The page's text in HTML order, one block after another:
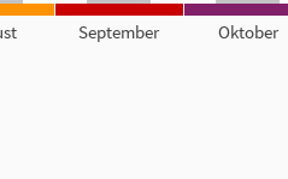
September Oktober